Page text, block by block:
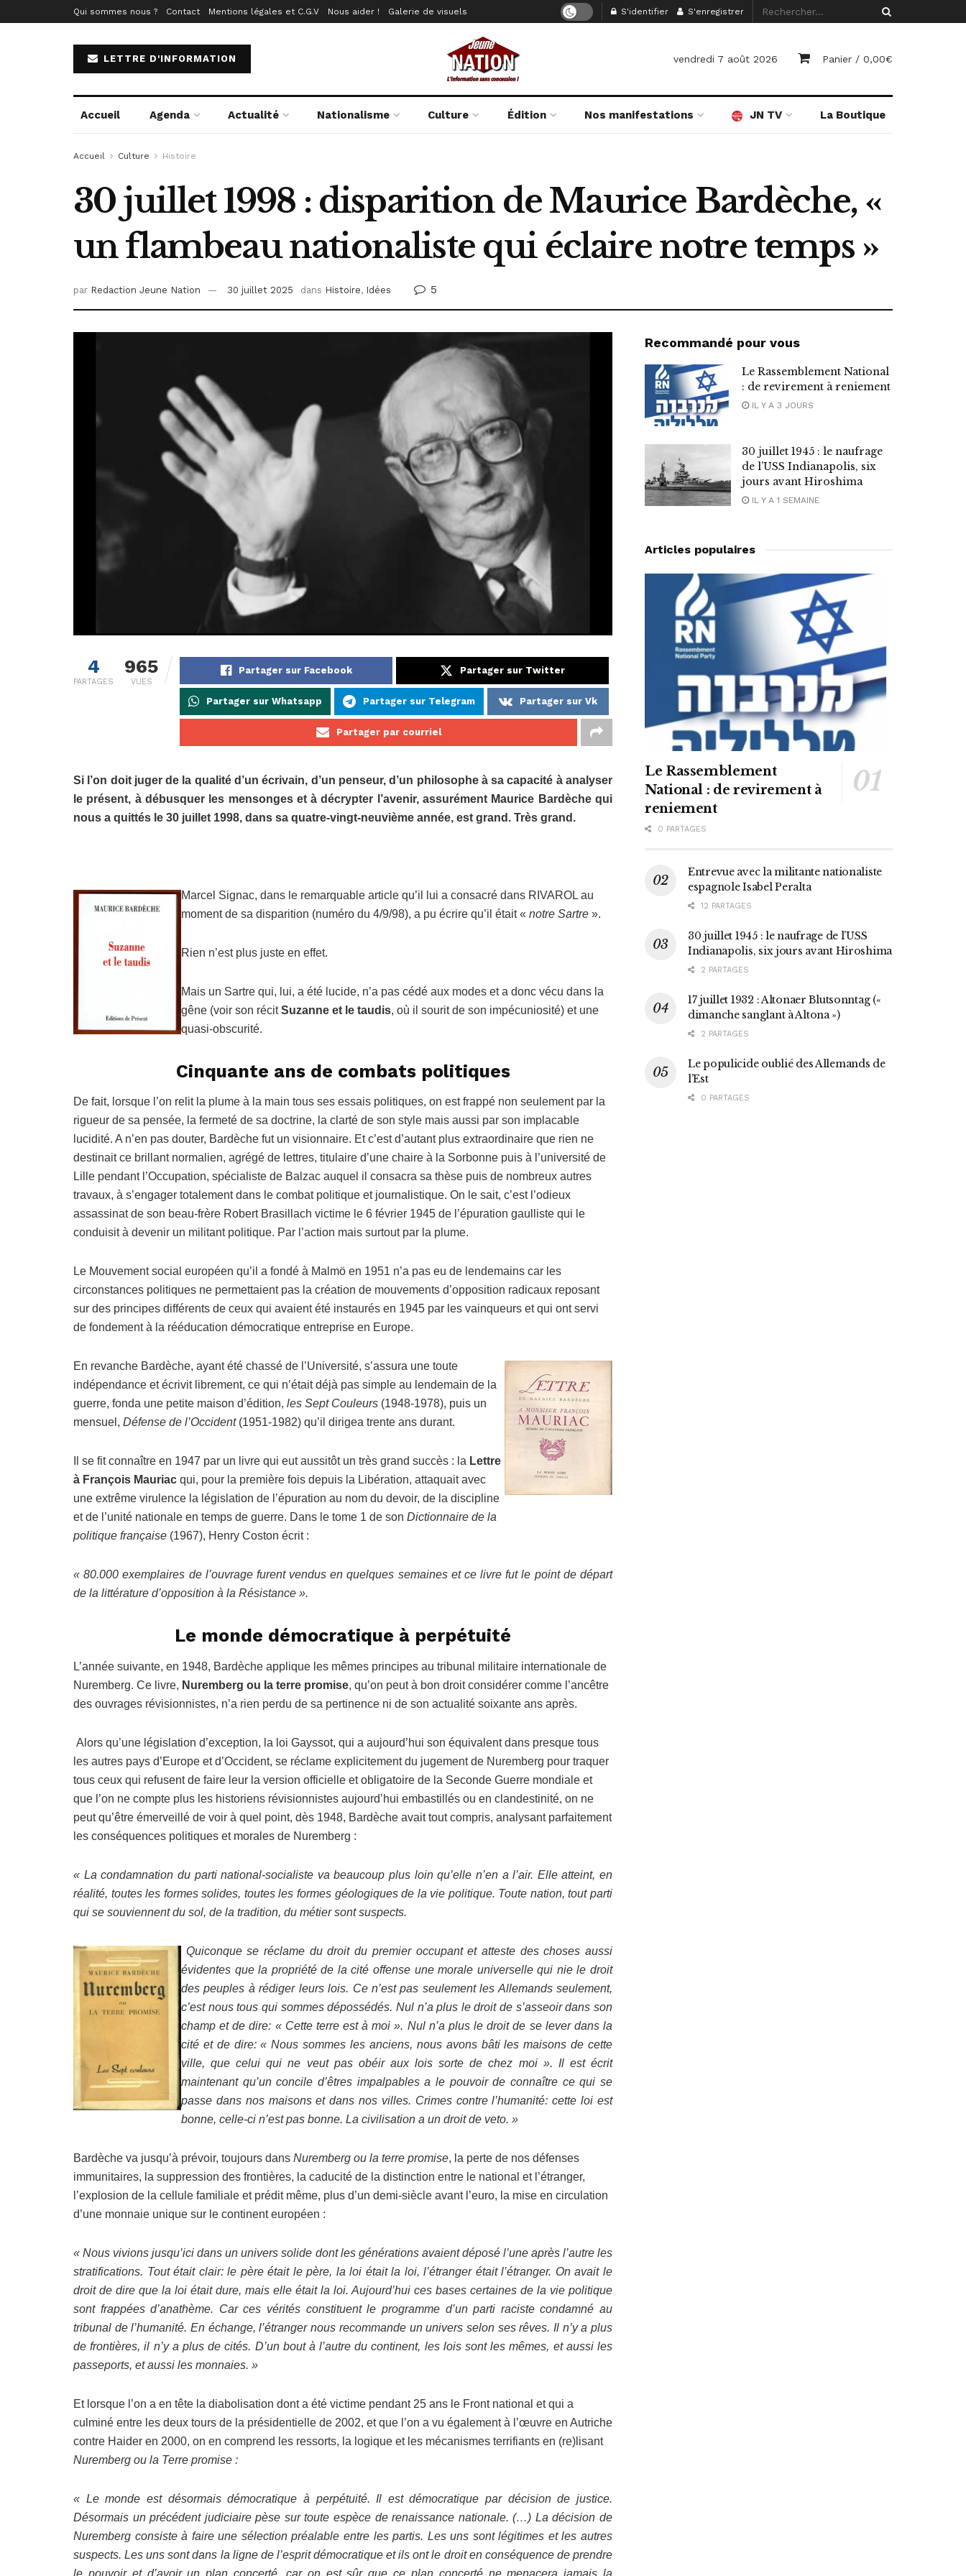
Qui sommes nous ? Contact Mentions légales et C.G.V Nous aider ! Galerie de visuels S'identifier S'enregistrer
LETTRE D'INFORMATION vendredi 7 août 2026 Panier / 0,00€
Accueil Agenda Actualité Nationalisme Culture Édition Nos manifestations JN TV La Boutique
Accueil Culture Histoire
30 juillet 1998 : disparition de Maurice Bardèche, «
un flambeau nationaliste qui éclaire notre temps »
par Redaction Jeune Nation 30 juillet 2025 dans Histoire, Idées 5
4
PARTAGES
965
VUES
Partager sur Facebook Partager sur Twitter
Partager sur Whatsapp Partager sur Telegram Partager sur Vk
Partager par courriel
Si l’on doit juger de la qualité d’un écrivain, d’un penseur, d’un philosophe à sa capacité à analyser
le présent, à débusquer les mensonges et à décrypter l’avenir, assurément Maurice Bardèche qui
nous a quittés le 30 juillet 1998, dans sa quatre-vingt-neuvième année, est grand. Très grand.
Marcel Signac, dans le remarquable article qu’il lui a consacré dans RIVAROL au
moment de sa disparition (numéro du 4/9/98), a pu écrire qu’il était « notre Sartre ».
Rien n’est plus juste en effet.
Mais un Sartre qui, lui, a été lucide, n’a pas cédé aux modes et a donc vécu dans la
gêne (voir son récitSuzanne et le taudis, où il sourit de son impécuniosité) et une
quasi-obscurité.
Cinquante ans de combats politiques
De fait, lorsque l’on relit la plume à la main tous ses essais politiques, on est frappé non seulement par la
rigueur de sa pensée, la fermeté de sa doctrine, la clarté de son style mais aussi par son implacable
lucidité. A n’en pas douter, Bardèche fut un visionnaire. Et c’est d’autant plus extraordinaire que rien ne
destinait ce brillant normalien, agrégé de lettres, titulaire d’une chaire à la Sorbonne puis à l’université de
Lille pendant l’Occupation, spécialiste de Balzac auquel il consacra sa thèse puis de nombreux autres
travaux, à s’engager totalement dans le combat politique et journalistique. On le sait, c’est l’odieux
assassinat de son beau-frère Robert Brasillach victime le 6 février 1945 de l’épuration gaulliste qui le
conduisit à devenir un militant politique. Par l’action mais surtout par la plume.
Le Mouvement social européen qu’il a fondé à Malmö en 1951 n’a pas eu de lendemains car les
circonstances politiques ne permettaient pas la création de mouvements d’opposition radicaux reposant
sur des principes différents de ceux qui avaient été instaurés en 1945 par les vainqueurs et qui ont servi
de fondement à la rééducation démocratique entreprise en Europe.
En revanche Bardèche, ayant été chassé de l’Université, s’assura une toute
indépendance et écrivit librement, ce qui n’était déjà pas simple au lendemain de la
guerre, fonda une petite maison d’édition, les Sept Couleurs (1948-1978), puis un
mensuel, Défense de l’Occident (1951-1982) qu’il dirigea trente ans durant.
Il se fit connaître en 1947 par un livre qui eut aussitôt un très grand succès : la Lettre
à François Mauriac qui, pour la première fois depuis la Libération, attaquait avec
une extrême virulence la législation de l’épuration au nom du devoir, de la discipline
et de l’unité nationale en temps de guerre. Dans le tome 1 de son Dictionnaire de la
politique française (1967), Henry Coston écrit :
« 80.000 exemplaires de l’ouvrage furent vendus en quelques semaines et ce livre fut le point de départ
de la littérature d’opposition à la Résistance ».
Le monde démocratique à perpétuité
L’année suivante, en 1948, Bardèche applique les mêmes principes au tribunal militaire internationale de
Nuremberg. Ce livre, Nuremberg ou la terre promise, qu’on peut à bon droit considérer comme l’ancêtre
des ouvrages révisionnistes, n’a rien perdu de sa pertinence ni de son actualité soixante ans après.
Alors qu’une législation d’exception, la loi Gayssot, qui a aujourd’hui son équivalent dans presque tous
les autres pays d’Europe et d’Occident, se réclame explicitement du jugement de Nuremberg pour traquer
tous ceux qui refusent de faire leur la version officielle et obligatoire de la Seconde Guerre mondiale et
que l’on ne compte plus les historiens révisionnistes aujourd’hui embastillés ou en clandestinité, on ne
peut qu’être émerveillé de voir à quel point, dès 1948, Bardèche avait tout compris, analysant parfaitement
les conséquences politiques et morales de Nuremberg :
« La condamnation du parti national-socialiste va beaucoup plus loin qu’elle n’en a l’air. Elle atteint, en
réalité, toutes les formes solides, toutes les formes géologiques de la vie politique. Toute nation, tout parti
qui se souviennent du sol, de la tradition, du métier sont suspects.
Quiconque se réclame du droit du premier occupant et atteste des choses aussi
évidentes que la propriété de la cité offense une morale universelle qui nie le droit
des peuples à rédiger leurs lois. Ce n’est pas seulement les Allemands seulement,
c’est nous tous qui sommes dépossédés. Nul n’a plus le droit de s’asseoir dans son
champ et de dire: « Cette terre est à moi ». Nul n’a plus le droit de se lever dans la
cité et de dire: « Nous sommes les anciens, nous avons bâti les maisons de cette
ville, que celui qui ne veut pas obéir aux lois sorte de chez moi ». Il est écrit
maintenant qu’un concile d’êtres impalpables a le pouvoir de connaître ce qui se
passe dans nos maisons et dans nos villes. Crimes contre l’humanité: cette loi est
bonne, celle-ci n’est pas bonne. La civilisation a un droit de veto. »
Bardèche va jusqu’à prévoir, toujours dans Nuremberg ou la terre promise, la perte de nos défenses
immunitaires, la suppression des frontières, la caducité de la distinction entre le national et l’étranger,
l’explosion de la cellule familiale et prédit même, plus d’un demi-siècle avant l’euro, la mise en circulation
d’une monnaie unique sur le continent européen :
« Nous vivions jusqu’ici dans un univers solide dont les générations avaient déposé l’une après l’autre les
stratifications. Tout était clair: le père était le père, la loi était la loi, l’étranger était l’étranger. On avait le
droit de dire que la loi était dure, mais elle était la loi. Aujourd’hui ces bases certaines de la vie politique
sont frappées d’anathème. Car ces vérités constituent le programme d’un parti raciste condamné au
tribunal de l’humanité. En échange, l’étranger nous recommande un univers selon ses rêves. Il n’y a plus
de frontières, il n’y a plus de cités. D’un bout à l’autre du continent, les lois sont les mêmes, et aussi les
passeports, et aussi les monnaies. »
Et lorsque l’on a en tête la diabolisation dont a été victime pendant 25 ans le Front national et qui a
culminé entre les deux tours de la présidentielle de 2002, et que l’on a vu également à l’œuvre en Autriche
contre Haider en 2000, on en comprend les ressorts, la logique et les mécanismes terrifiants en (re)lisant
Nuremberg ou la Terre promise :
« Le monde est désormais démocratique à perpétuité. Il est démocratique par décision de justice.
Désormais un précédent judiciaire pèse sur toute espèce de renaissance nationale. (…) La décision de
Nuremberg consiste à faire une sélection préalable entre les partis. Les uns sont légitimes et les autres
suspects. Les uns sont dans la ligne de l’esprit démocratique et ils ont le droit en conséquence de prendre
le pouvoir et d’avoir un plan concerté, car on est sûr que ce plan concerté ne menacera jamais la
Recommandé pour vous
Le Rassemblement National
: de revirement à reniement
IL Y A 3 JOURS
30 juillet 1945 : le naufrage
de l’USS Indianapolis, six
jours avant Hiroshima
IL Y A 1 SEMAINE
Articles populaires
Le Rassemblement
National : de revirement à
reniement
0 PARTAGES
Entrevue avec la militante nationaliste
espagnole Isabel Peralta
12 PARTAGES
30 juillet 1945 : le naufrage de l’USS
Indianapolis, six jours avant Hiroshima
2 PARTAGES
17 juillet 1932 : Altonaer Blutsonntag («
dimanche sanglant à Altona »)
2 PARTAGES
Le populicide oublié des Allemands de
l’Est
0 PARTAGES